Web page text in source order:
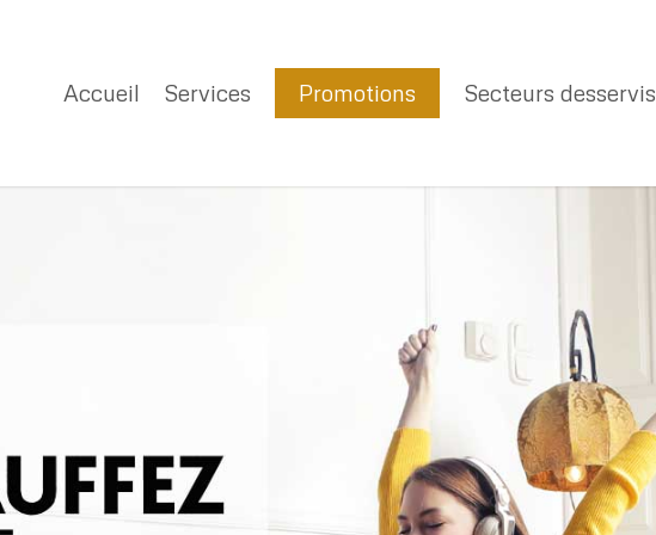
Accueil Services Promotions Secteurs desservis